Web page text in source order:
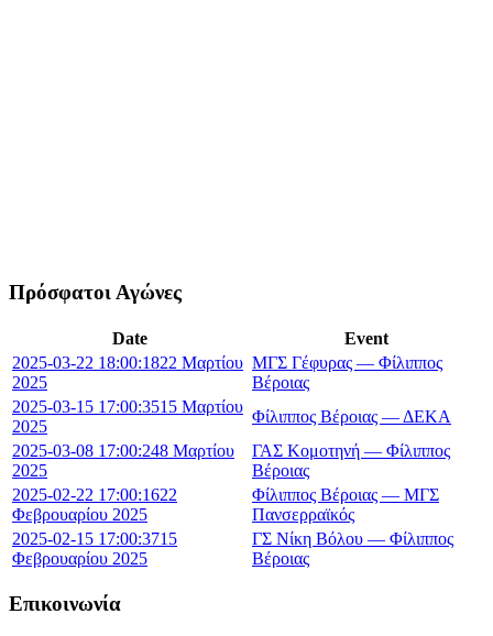
Πρόσφατοι Αγώνες
Date
Event
2025-03-22 18:00:1822 Μαρτίου
2025
ΜΓΣ Γέφυρας — Φίλιππος
Βέροιας
2025-03-15 17:00:3515 Μαρτίου
2025
Φίλιππος Βέροιας — ΔΕΚΑ
2025-03-08 17:00:248 Μαρτίου
2025
ΓΑΣ Κομοτηνή — Φίλιππος
Βέροιας
2025-02-22 17:00:1622
Φεβρουαρίου 2025
Φίλιππος Βέροιας — ΜΓΣ
Πανσερραϊκός
2025-02-15 17:00:3715
Φεβρουαρίου 2025
ΓΣ Νίκη Βόλου — Φίλιππος
Βέροιας
Επικοινωνία